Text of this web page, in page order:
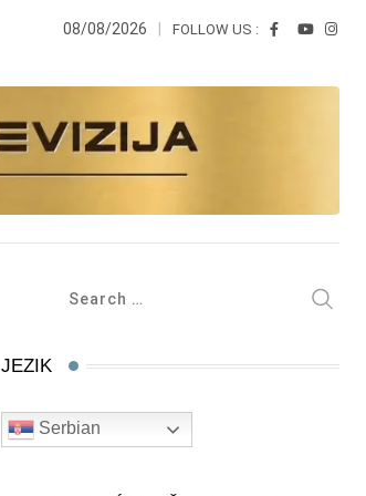
08/08/2026 FOLLOW US :
JEZIK
Serbian